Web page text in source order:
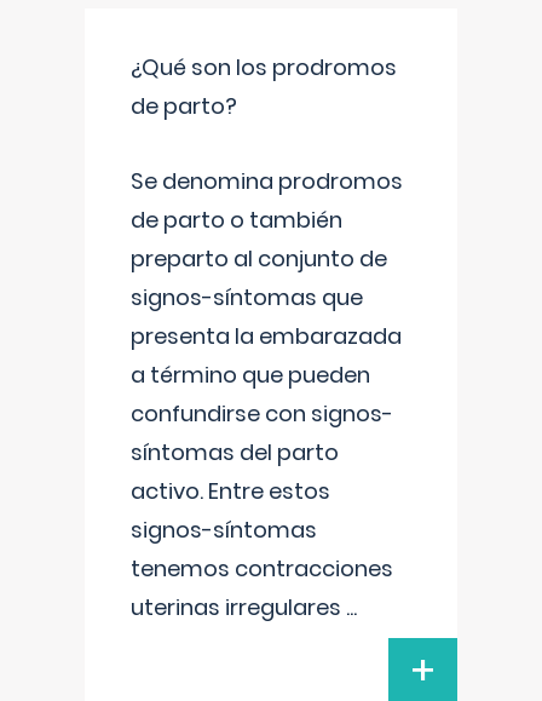
¿Qué son los prodromos
de parto?
Se denomina prodromos
de parto o también
preparto al conjunto de
signos-síntomas que
presenta la embarazada
a término que pueden
confundirse con signos-
síntomas del parto
activo. Entre estos
signos-síntomas
tenemos contracciones
uterinas irregulares ...
+